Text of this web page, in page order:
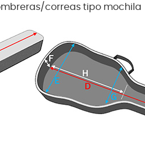
correas tipo mochila